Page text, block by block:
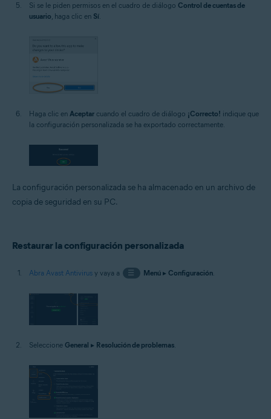
Si se le piden permisos en el cuadro de diálogo Control de cuentas de
usuario, haga clic en Sí.
Haga clic en Aceptar cuando el cuadro de diálogo ¡Correcto! indique que
la configuración personalizada se ha exportado correctamente.
La configuración personalizada se ha almacenado en un archivo de
copia de seguridad en su PC.
Restaurar la configuración personalizada
Abra Avast Antivirus y vaya a ☰ Menú▸ Configuración.
Seleccione General ▸ Resolución de problemas.